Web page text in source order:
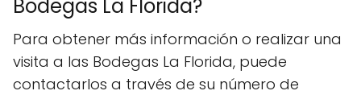
Bodegas La Florida?
Para obtener más información o realizar una
visita a las Bodegas La Florida, puede
contactarlos a través de su número de